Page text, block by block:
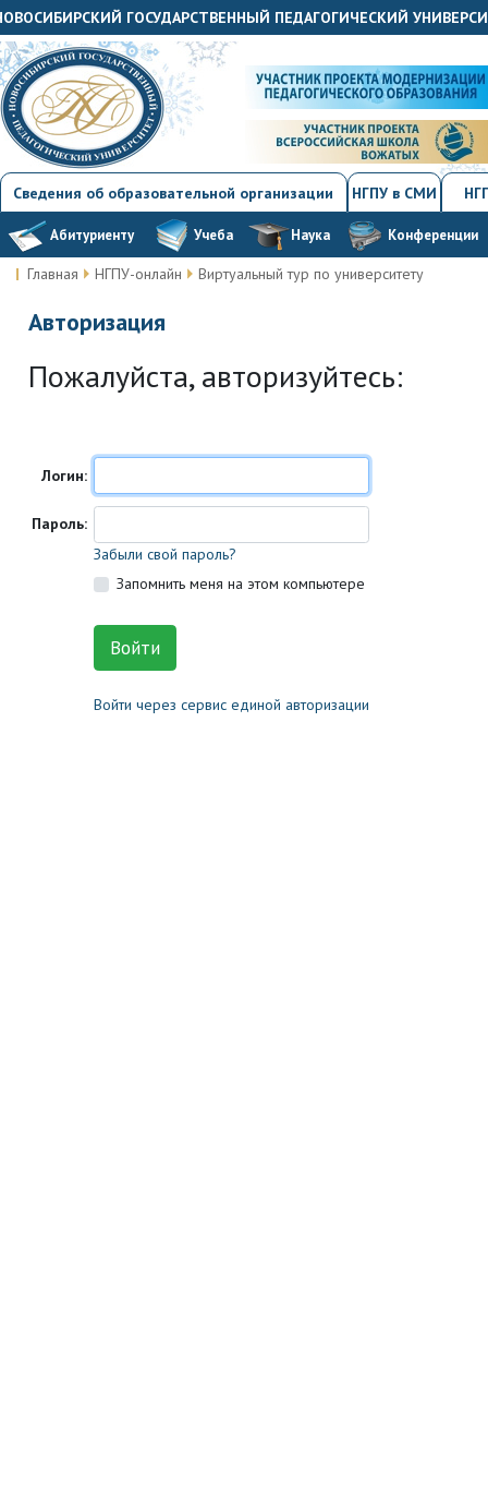
ГОСУДАРСТВЕННЫЙ ПЕДАГОГИЧЕСКИЙ
Сведения об образовательной организации НГПУ в СМИ
Абитуриенту Учеба Наука Конференции
Главная НГПУ-онлайн Виртуальный тур по университету
Авторизация
Пожалуйста, авторизуйтесь:
Логин:
Пароль:
Забыли свой пароль?
Запомнить меня на этом компьютере
Войти через сервис единой авторизации